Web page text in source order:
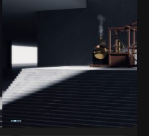
Login
Password